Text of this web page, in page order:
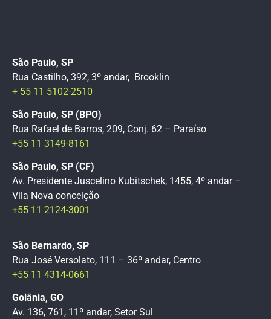
São Paulo, SP
Rua Castilho, 392, 3º andar, Brooklin
+ 55 11 5102-2510
São Paulo, SP (BPO)
Rua Rafael de Barros, 209, Conj. 62 – Paraíso
+55 11 3149-8161
São Paulo, SP (CF)
Av. Presidente Juscelino Kubitschek, 1455, 4º andar –
Vila Nova conceição
+55 11 2124-3001
São Bernardo, SP
Rua José Versolato, 111 – 36º andar, Centro
+55 11 4314-0661
Goiânia, GO
Av. 136, 761, 11º andar, Setor Sul